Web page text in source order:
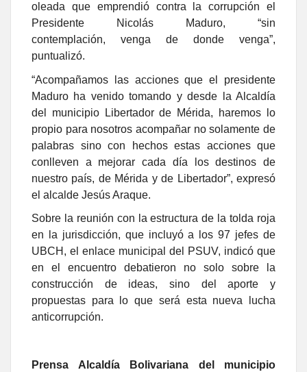
oleada que emprendió contra la corrupción el
Presidente Nicolás Maduro, “sin
contemplación, venga de donde venga”,
puntualizó.
“Acompañamos las acciones que el presidente
Maduro ha venido tomando y desde la Alcaldía
del municipio Libertador de Mérida, haremos lo
propio para nosotros acompañar no solamente de
palabras sino con hechos estas acciones que
conlleven a mejorar cada día los destinos de
nuestro país, de Mérida y de Libertador”, expresó
el alcalde Jesús Araque.
Sobre la reunión con la estructura de la tolda roja
en la jurisdicción, que incluyó a los 97 jefes de
UBCH, el enlace municipal del PSUV, indicó que
en el encuentro debatieron no solo sobre la
construcción de ideas, sino del aporte y
propuestas para lo que será esta nueva lucha
anticorrupción.
Prensa Alcaldía Bolivariana del municipio